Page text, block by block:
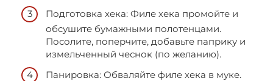
Подготовка хека: Филе хека промойте и
обсушите бумажными полотенцами.
Посолите, поперчите, добавьте паприку и
измельченный чеснок (по желанию).
Панировка: Обваляйте филе хека в муке.